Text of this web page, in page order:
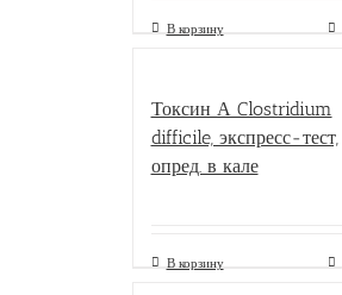
В корзину
Токсин А Clostridium
difficile, экспресс-тест,
опред. в кале
В корзину